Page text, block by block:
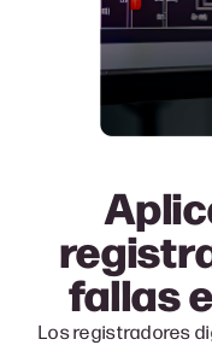
fallas
Los registradores